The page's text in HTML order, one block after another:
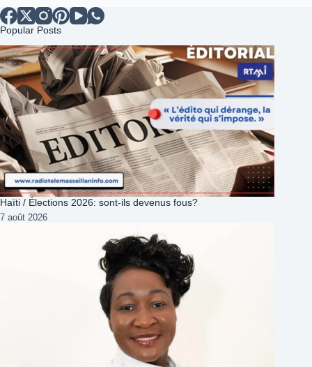
Popular Posts
Haïti / Élections 2026: sont-ils devenus fous?
7 août 2026